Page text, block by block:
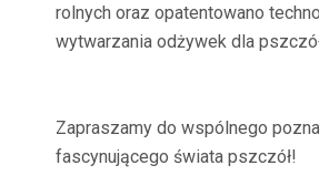
rolnych oraz opatentowano
wytwarzania odżywek dla
Zapraszamy do wspólnego
fascynującego świata pszczół!